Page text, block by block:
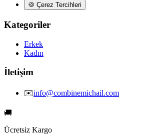
🍪 Çerez Tercihleri
Kategoriler
Erkek
Kadın
İletişim
✉️info@combinemichail.com
🚚
Ücretsiz Kargo